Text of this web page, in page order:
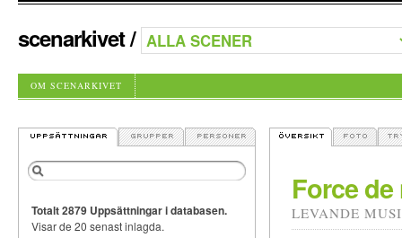
scenarkivet/
OM SCENARKIVET
Force
LEVANDE
Totalt 2879 Uppsättningar i databasen.
Visar de 20 senast inlagda.